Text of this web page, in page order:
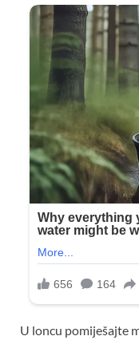
U loncu pomiješajte